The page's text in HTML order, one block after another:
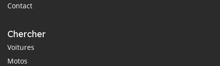
Contact
Chercher
Voitures
Motos